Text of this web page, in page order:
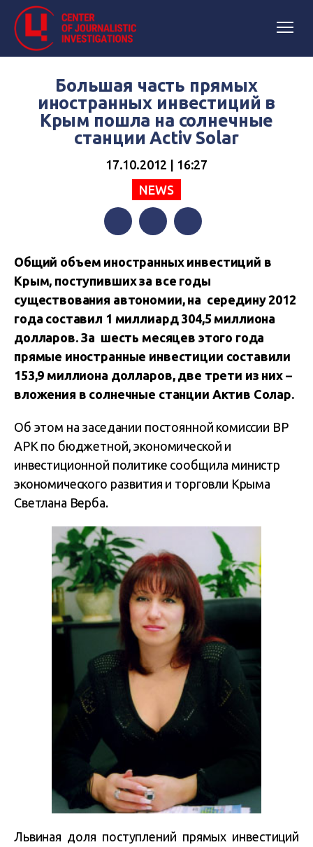
Большая часть прямых
иностранных инвестиций в
Крым пошла на солнечные
станции Activ Solar
17.10.2012 | 16:27
NEWS
Общий объем иностранных инвестиций в
Крым, поступивших за все годы
существования автономии, на середину 2012
года составил 1 миллиард 304,5 миллиона
долларов. За шесть месяцев этого года
прямые иностранные инвестиции составили
153,9 миллиона долларов, две трети из них –
вложения в солнечные станции Актив Солар.
Об этом на заседании постоянной комиссии ВР
АРК по бюджетной, экономической и
инвестиционной политике сообщила министр
экономического развития и торговли Крыма
Светлана Верба.
Львиная доля поступлений прямых инвестиций